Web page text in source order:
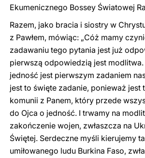
Ekumenicznego Bossey Światowej
Razem, jako bracia i siostry w
z Pawłem, mówiąc: „Cóż mamy
zadawaniu tego pytania jest już
pierwszą odpowiedzią jest
jedność jest pierwszym zadaniem
jest to święte zadanie, ponieważ jest
komunii z Panem, który przede
do Ojca o jedność. I trwamy na
zakończenie wojen, zwłaszcza na
Świętej. Serdeczne myśli kierujemy
umiłowanego ludu Burkina Faso,